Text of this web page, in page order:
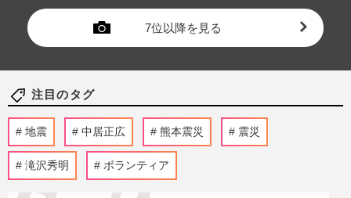
7位以降を見る
注目のタグ
地震 中居正広 熊本震災 震災
滝沢秀明 ボランティア